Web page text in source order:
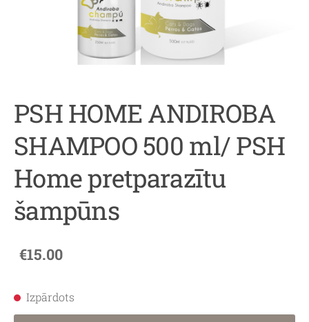
PSH HOME ANDIROBA
SHAMPOO 500 ml/ PSH
Home pretparazītu
šampūns
€15.00
Izpārdots